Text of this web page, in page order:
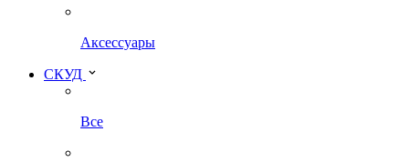
Аксессуары
СКУД
Все